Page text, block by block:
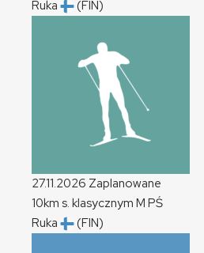
Ruka (FIN)
27.11.2026 Zaplanowane
10km s. klasycznym M PŚ
Ruka
(FIN)